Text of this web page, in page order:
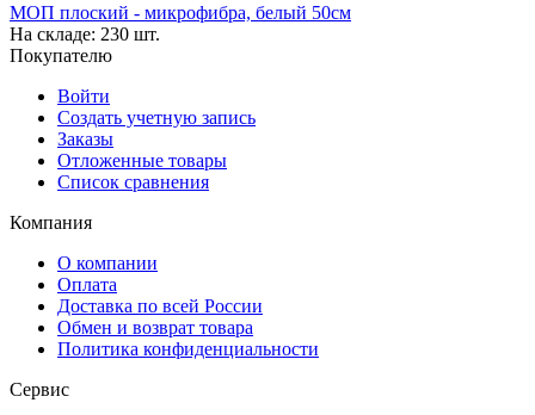
МОП плоский - микрофибра, белый 50см
На складе: 230 шт.
Покупателю
Войти
Создать учетную запись
Заказы
Отложенные товары
Список сравнения
Компания
О компании
Оплата
Доставка по всей России
Обмен и возврат товара
Политика конфиденциальности
Сервис